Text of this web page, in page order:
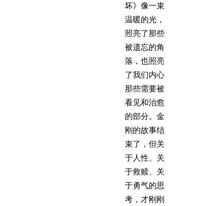
坏》像一束
温暖的光，
照亮了那些
被遗忘的角
落，也照亮
了我们内心
那些需要被
看见和治愈
的部分。金
刚的故事结
束了，但关
于人性、关
于救赎、关
于勇气的思
考，才刚刚